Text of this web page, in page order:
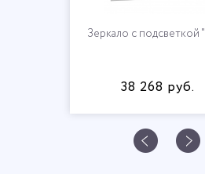
Зеркало с подсветкой
38 268 руб.